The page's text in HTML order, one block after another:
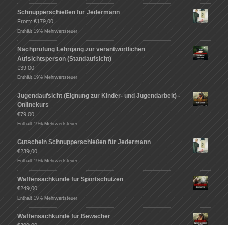
Schnupperschießen für Jedermann
From: €179,00
Enthält 19% Mehrwertsteuer
Nachprüfung Lehrgang zur verantwortlichen
Aufsichtsperson (Standaufsicht)
€39,00
Enthält 19% Mehrwertsteuer
Jugendaufsicht (Eignung zur Kinder- und Jugendarbeit) -
Onlinekurs
€79,00
Enthält 19% Mehrwertsteuer
Gutschein Schnupperschießen für Jedermann
€239,00
Enthält 19% Mehrwertsteuer
Waffensachkunde für Sportschützen
€249,00
Enthält 19% Mehrwertsteuer
Waffensachkunde für Bewacher